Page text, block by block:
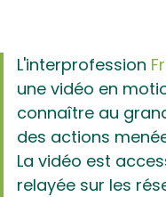
L'interprofession
une vidéo en
connaître au
des actions
La vidéo est
relayée sur les